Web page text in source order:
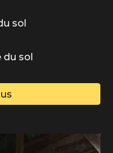
sol
sol